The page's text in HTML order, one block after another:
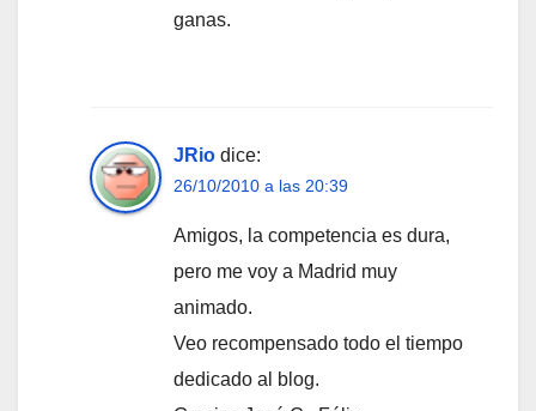
ganas.
JRio dice:
26/10/2010 a las 20:39
Amigos, la competencia es dura,
pero me voy a Madrid muy
animado.
Veo recompensado todo el tiempo
dedicado al blog.